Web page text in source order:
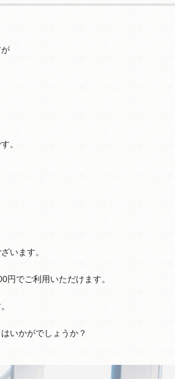
。
います。
円でご利用いただけます。
いかがでしょうか？